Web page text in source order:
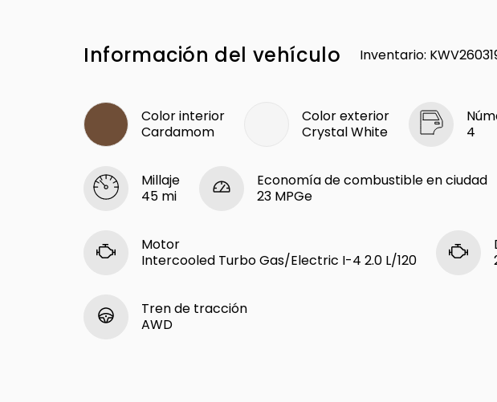
Información del vehículo Inventario:
Color interior
Cardamom
Color exterior
Crystal White
4
Millaje
45 mi
Economía de combustible en ciudad
23 MPGe
Motor
Intercooled Turbo Gas/Electric I-4 2.0 L/120
Tren de tracción
AWD